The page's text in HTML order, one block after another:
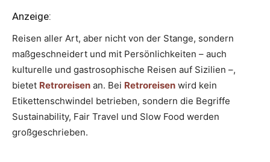
Anzeige:
Reisen aller Art, aber nicht von der Stange, sondern
maßgeschneidert und mit Persönlichkeiten – auch
kulturelle und gastrosophische Reisen auf Sizilien –,
bietet Retroreisen an. Bei Retroreisen wird kein
Etikettenschwindel betrieben, sondern die Begriffe
Sustainability, Fair Travel und Slow Food werden
großgeschrieben.